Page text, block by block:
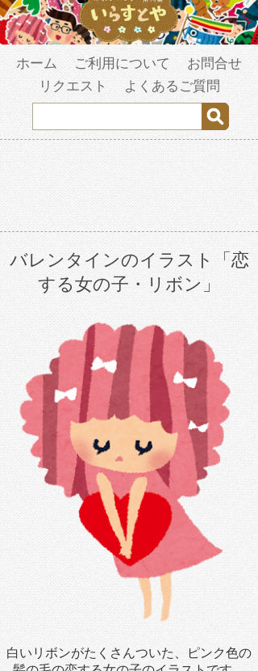
ホーム ご利用について
お問合せ
リクエスト
よくあるご質問
バレンタインのイラスト「恋
する女の子・リボン」
白いリボンがたくさんついた、ピンク色の